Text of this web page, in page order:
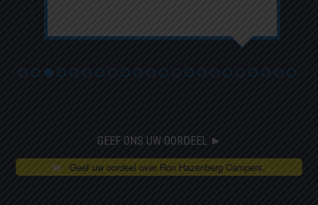
GEEF ONS UW OORDEEL ►
Geef uw oordeel over Ron Hazenberg Campers.